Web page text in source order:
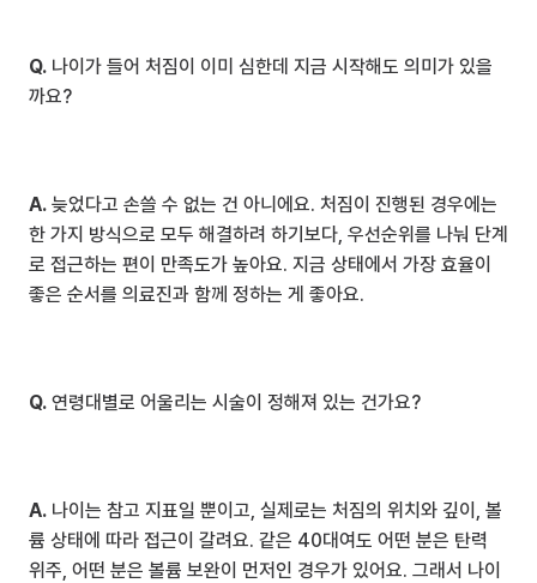
Q. 나이가 들어 처짐이 이미 심한데 지금 시작해도 의미가 있을
까요?
A. 늦었다고 손쓸 수 없는 건 아니에요. 처짐이 진행된 경우에는
한 가지 방식으로 모두 해결하려 하기보다, 우선순위를 나눠 단계
로 접근하는 편이 만족도가 높아요. 지금 상태에서 가장 효율이
좋은 순서를 의료진과 함께 정하는 게 좋아요.
Q. 연령대별로 어울리는 시술이 정해져 있는 건가요?
A. 나이는 참고 지표일 뿐이고, 실제로는 처짐의 위치와 깊이, 볼
륨 상태에 따라 접근이 갈려요. 같은 40대여도 어떤 분은 탄력
위주, 어떤 분은 볼륨 보완이 먼저인 경우가 있어요. 그래서 나이